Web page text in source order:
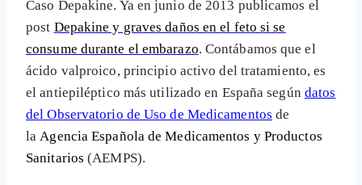
Caso Depakine. Ya en junio de 2013 publicamos el
post Depakine y graves daños en el feto si se
consume durante el embarazo. Contábamos que el
ácido valproico, principio activo del tratamiento, es
el antiepiléptico más utilizado en España según datos
del Observatorio de Uso de Medicamentos de
laAgencia Española de Medicamentos y Productos
Sanitarios (AEMPS).